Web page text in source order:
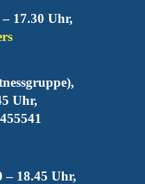
17.30 Uhr,
Uhr,
– 18.45 Uhr,